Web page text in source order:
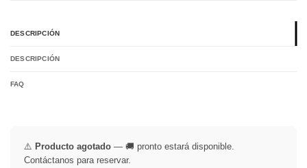
DESCRIPCIÓN
DESCRIPCIÓN
FAQ
⚠️ Producto agotado — 🚚 pronto estará disponible.
Contáctanos para reservar.